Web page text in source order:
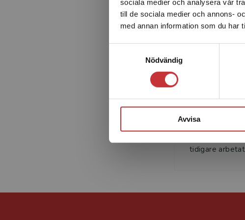
sociala medier och analysera vår
till de sociala medier och annons-
med annan information som du har
Nödvändig
Avvisa
Lars
Lars Marmgren
tidigare arbetat